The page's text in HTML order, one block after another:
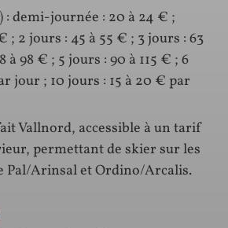
: demi-journée : 20 à 24 € ;
; 2 jours : 45 à 55 € ; 3 jours : 63
à 98 € ; 5 jours : 90 à 115 € ; 6
jour ; 10 jours : 15 à 20 € par
Vallnord, accessible à un tarif
permettant de skier sur les
Pal/Arinsal et Ordino/Arcalis.